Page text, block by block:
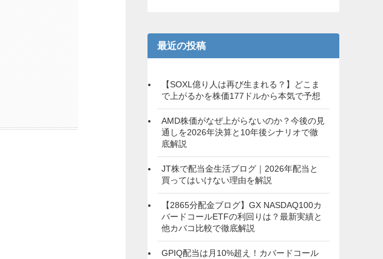
最近の投稿
【SOXL億り人は再び生まれる？】どこま
で上がるかを株価177ドルから本気で予想
AMD株価がなぜ上がらないのか？今後の見
通しを2026年決算と10年後シナリオで徹
底解説
JT株で配当金生活ブログ｜2026年配当と
買ってはいけない理由を解説
【2865分配金ブログ】GX NASDAQ100カ
バードコールETFの利回りは？最新実績と
他カバコ比較で徹底解説
GPIQ配当は月10%超え！カバードコール